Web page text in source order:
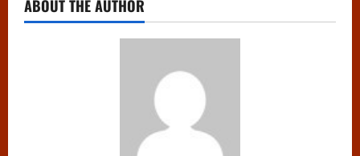
ABOUT THE AUTHOR